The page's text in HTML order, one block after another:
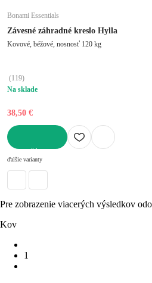
Bonami Essentials
Závesné záhradné kreslo Hylla
Kovové, béžové, nosnosť 120 kg
(119)
Na sklade
38,50 €
ďalšie varianty
Pre zobrazenie viacerých výsledkov
Kov
1